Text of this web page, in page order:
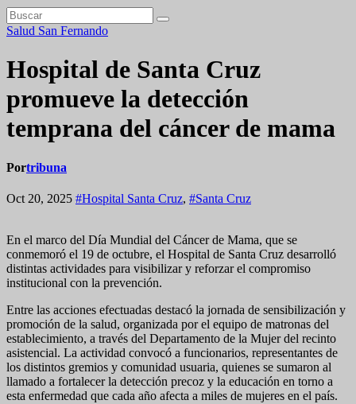
Salud San Fernando
Hospital de Santa Cruz
promueve la detección
temprana del cáncer de mama
Portribuna
Oct 20, 2025 #Hospital Santa Cruz, #Santa Cruz
En el marco del Día Mundial del Cáncer de Mama, que se
conmemoró el 19 de octubre, el Hospital de Santa Cruz desarrolló
distintas actividades para visibilizar y reforzar el compromiso
institucional con la prevención.
Entre las acciones efectuadas destacó la jornada de sensibilización y
promoción de la salud, organizada por el equipo de matronas del
establecimiento, a través del Departamento de la Mujer del recinto
asistencial. La actividad convocó a funcionarios, representantes de
los distintos gremios y comunidad usuaria, quienes se sumaron al
llamado a fortalecer la detección precoz y la educación en torno a
esta enfermedad que cada año afecta a miles de mujeres en el país.